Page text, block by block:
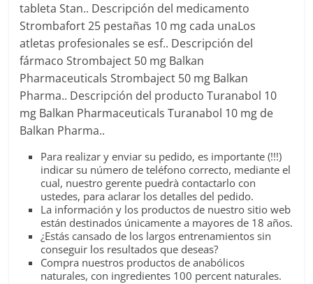
tableta Stan.. Descripción del medicamento
Strombafort 25 pestañas 10 mg cada unaLos
atletas profesionales se esf.. Descripción del
fármaco Strombaject 50 mg Balkan
Pharmaceuticals Strombaject 50 mg Balkan
Pharma.. Descripción del producto Turanabol 10
mg Balkan Pharmaceuticals Turanabol 10 mg de
Balkan Pharma..
Para realizar y enviar su pedido, es importante (!!!)
indicar su número de teléfono correcto, mediante el
cual, nuestro gerente puedrà contactarlo con
ustedes, para aclarar los detalles del pedido.
La información y los productos de nuestro sitio web
están destinados únicamente a mayores de 18 años.
¿Estás cansado de los largos entrenamientos sin
conseguir los resultados que deseas?
Compra nuestros productos de anabólicos
naturales, con ingredientes 100 percent naturales.